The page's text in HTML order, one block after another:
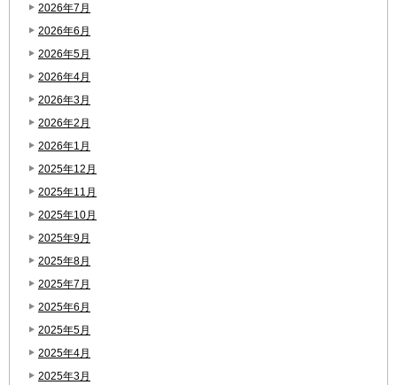
2026年7月
2026年6月
2026年5月
2026年4月
2026年3月
2026年2月
2026年1月
2025年12月
2025年11月
2025年10月
2025年9月
2025年8月
2025年7月
2025年6月
2025年5月
2025年4月
2025年3月